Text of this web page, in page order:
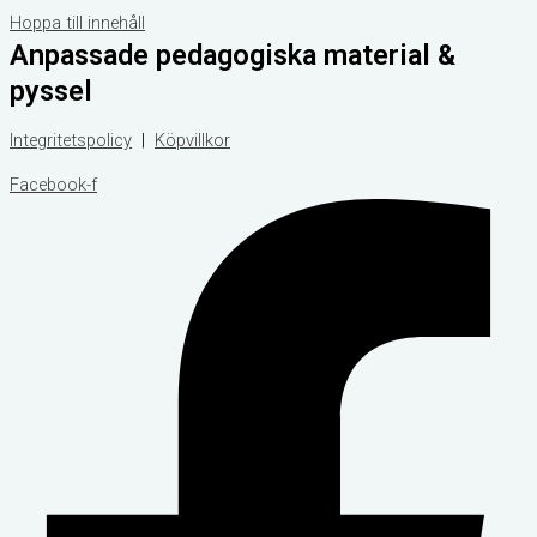
Hoppa till innehåll
Anpassade pedagogiska material &
pyssel
Integritetspolicy | Köpvillkor
Facebook-f